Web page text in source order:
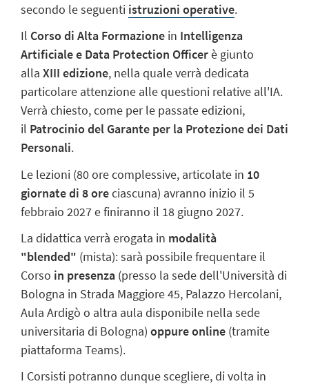
secondo le seguenti istruzioni operative.
Il Corso di Alta Formazione in Intelligenza
Artificiale e Data Protection Officerè giunto
alla XIII edizione, nella quale verrà dedicata
particolare attenzione alle questioni relative all'IA.
Verrà chiesto, come per le passate edizioni,
il Patrocinio del Garante per la Protezione dei Dati
Personali.
Le lezioni (80 ore complessive, articolate in 10
giornate di 8 oreciascuna) avranno inizio il 5
febbraio 2027 e finiranno il 18 giugno 2027.
La didattica verrà erogata in modalità
"blended" (mista): sarà possibile frequentare il
Corso in presenza (presso la sede dell'Università di
Bologna in Strada Maggiore 45, Palazzo Hercolani,
Aula Ardigò o altra aula disponibile nella sede
universitaria di Bologna) oppure online (tramite
piattaforma Teams).
I Corsisti potranno dunque scegliere, di volta in